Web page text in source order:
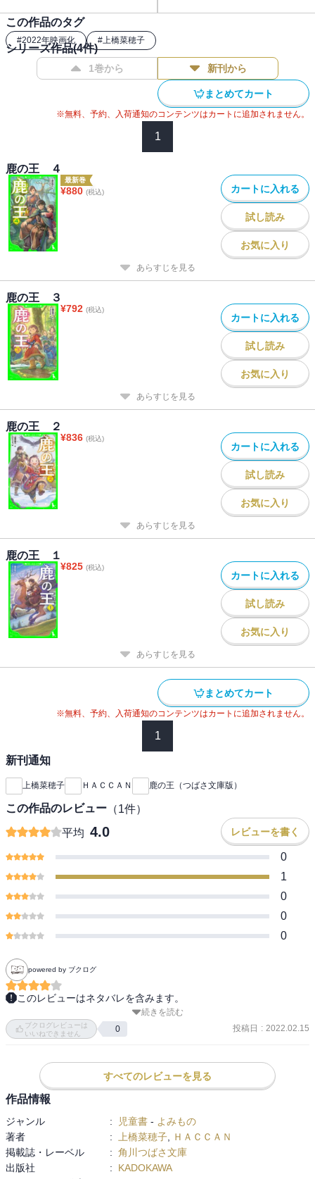
この作品のタグ
#2022年映画化 #上橋菜穂子
シリーズ作品(4件)
1巻から 新刊から
まとめてカート
※無料、予約、入荷通知のコンテンツはカートに追加されません。
1
鹿の王 ４
最新巻
¥880 (税込) カートに入れる
試し読み
お気に入り
あらすじを見る
鹿の王 ３
¥792 (税込)
カートに入れる
試し読み
お気に入り
あらすじを見る
鹿の王 ２
¥836 (税込)
カートに入れる
試し読み
お気に入り
あらすじを見る
鹿の王 １
¥825 (税込)
カートに入れる
試し読み
お気に入り
あらすじを見る
まとめてカート
※無料、予約、入荷通知のコンテンツはカートに追加されません。
1
新刊通知
上橋菜穂子 ＨＡＣＣＡＮ 鹿の王（つばさ文庫版）
この作品のレビュー （1件）
平均 4.0 レビューを書く
0
1
0
0
0
powered by ブクログ
このレビューはネタバレを含みます。
まだ病気を神の仕業だと信じている人たちのいる世界。
キンマの犬を操る〈犬の王〉が登場したり、ヴァンとホッサルが同
ツォル帝国に支配されて住む場所を無理やり変えられた移民族やそ
れを差別する土着の人びと。その悲哀が毒麦とキンマの犬を生んだ
ことがわかる。
黒狼病も民族によって罹り方が違ったり、キンマの犬→人間とダニ
→人間で薬の効きが違ったり、描写が細かい。
この巻は他にヴァンとサエの距離が縮まったのが面白かった。
続きを読む
ブクログレビューは
いいねできません
0 投稿日 : 2022.02.15
すべてのレビューを見る
作品情報
ジャンル : 児童書 - よみもの
著者
: 上橋菜穂子
ＨＡＣＣＡＮ
掲載誌・レーベル
: 角川つばさ文庫
出版社
:
KADOKAWA